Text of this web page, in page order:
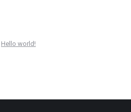
Hello world!